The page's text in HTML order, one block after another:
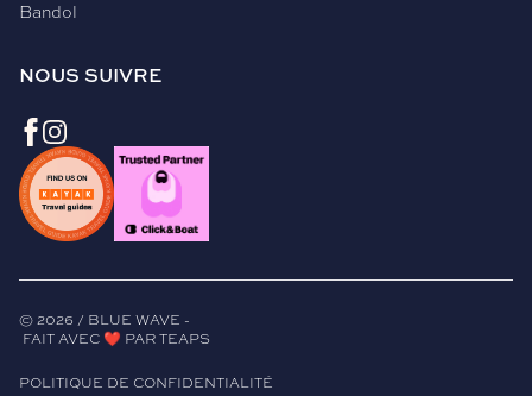
Bandol
NOUS SUIVRE
©2026 / BLUE WAVE -
FAIT AVEC ❤️ PAR TEAPS
POLITIQUE DE CONFIDENTIALITÉ